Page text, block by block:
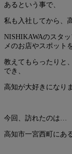
あるという事で、
私も入社してから、
NISHIKAWAのスタ
メのお店やスポット
教えてもらったりと
でき、
高知が大好きになり
今回、訪れたのは…
高知市一宮西町にあ